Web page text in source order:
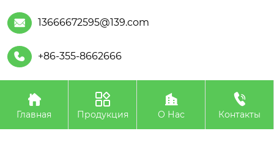
 13666672595@139.com
 +86-355-8662666
Авторское право©ООО Шаньсийская Июань
Электроэнергетического Оборудования

Главная

Продукция

О Нас

Контакты